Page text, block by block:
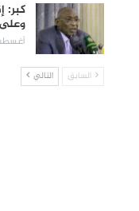
كبر:
أغسطس 7,
السابق التالي